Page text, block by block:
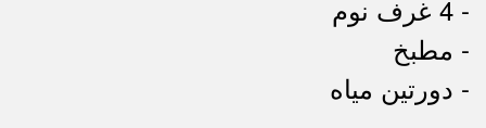
- 4 غرف نوم
- مطبخ
- دورتين مياه